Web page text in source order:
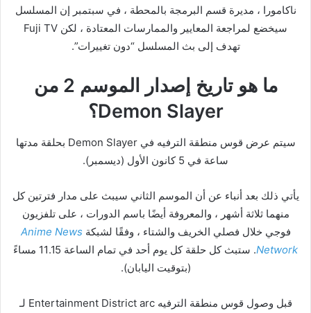
ناكامورا ، مديرة قسم البرمجة بالمحطة ، في سبتمبر إن المسلسل
سيخضع لمراجعة المعايير والممارسات المعتادة ، لكن Fuji TV
تهدف إلى بث المسلسل “دون تغييرات”.
ما هو تاريخ إصدار الموسم 2 من
Demon Slayer؟
سيتم عرض قوس منطقة الترفيه في Demon Slayer بحلقة مدتها
ساعة في 5 كانون الأول (ديسمبر).
يأتي ذلك بعد أنباء عن أن الموسم الثاني سيبث على مدار فترتين كل
منهما ثلاثة أشهر ، والمعروفة أيضًا باسم الدورات ، على تلفزيون
فوجي خلال فصلي الخريف والشتاء ، وفقًا لشبكة Anime News
Network
. ستبث كل حلقة كل يوم أحد في تمام الساعة 11.15 مساءً
(بتوقيت اليابان).
قبل وصول قوس منطقة الترفيه Entertainment District arc لـ